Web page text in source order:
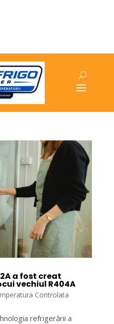
a fost creat
vechiul R404A
Controlata
refrigerării a